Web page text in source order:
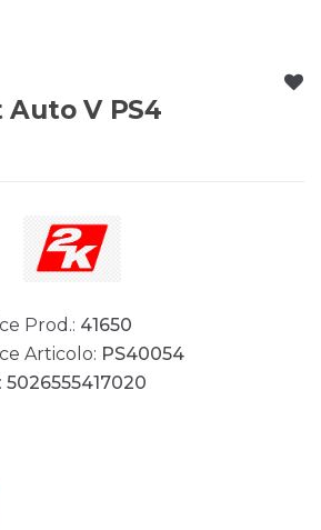
V PS4
Prod.: 41650
Articolo: PS40054
5026555417020